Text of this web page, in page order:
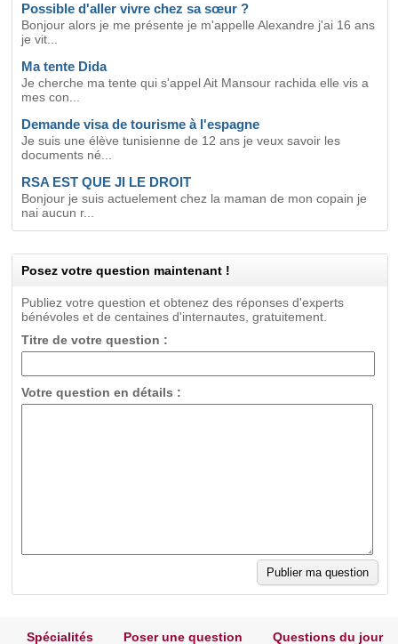
Possible d'aller vivre chez sa sœur ?
Bonjour alors je me présente je m'appelle Alexandre j'ai 16 ans
je vit...
Ma tente Dida
Je cherche ma tente qui s'appel Ait Mansour rachida elle vis a
mes con...
Demande visa de tourisme à l'espagne
Je suis une élève tunisienne de 12 ans je veux savoir les
documents né...
RSA EST QUE JI LE DROIT
Bonjour je suis actuelement chez la maman de mon copain je
nai aucun r...
Posez votre question maintenant !
Publiez votre question et obtenez des réponses d'experts
bénévoles et de centaines d'internautes, gratuitement.
Titre de votre question :
Votre question en détails :
Spécialités Poser une question Questions du jour